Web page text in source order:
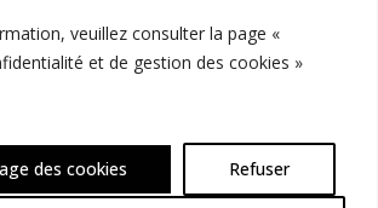
veuillez consulter la page «
et de gestion des cookies »
des cookies Refuser
61 Rue de Lyon, 75012 Paris -
-Gestion des cookies-